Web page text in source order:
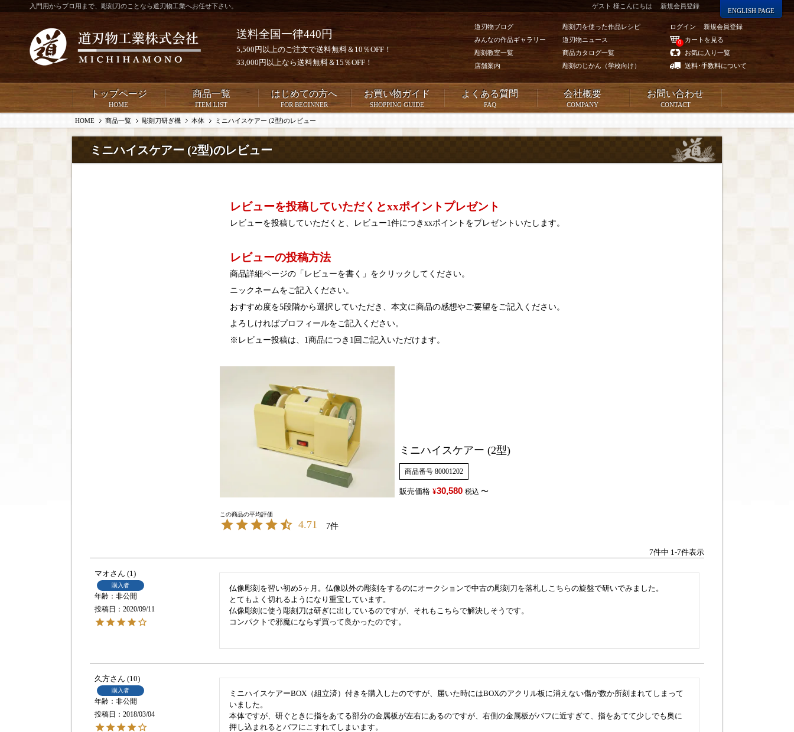
入門用からプロ用まで、彫刻刀のことなら道刃物工業へお任せ下さい。
送料全国一律440円
5,500円以上のご注文で送料無料＆10％OFF！
33,000円以上なら送料無料＆15％OFF！
道刃物ブログ
みんなの作品ギャラリー
彫刻教室一覧
店舗案内
彫刻刀を使った作品レシピ
道刃物ニュース
商品カタログ一覧
彫刻のじかん（学校向け）
ログイン 新規会員登録
0
カートを見る
お気に入り一覧
送料･手数料について
ゲスト 様こんにちは 新規会員登録
ENGLISH PAGE
トップページ
HOME
商品一覧
ITEM LIST
はじめての方へ
FOR BEGINNER
お買い物ガイド
SHOPPING GUIDE
よくある質問
FAQ
会社概要
COMPANY
お問い合わせ
CONTACT
HOME 商品一覧 彫刻刀研ぎ機 本体 ミニハイスケアー (2型)のレビュー
ミニハイスケアー (2型)のレビュー
レビューを投稿していただくとxxポイントプレゼント
レビューを投稿していただくと、レビュー1件につきxxポイントをプレゼントいたします。
レビューの投稿方法
商品詳細ページの「レビューを書く」をクリックしてください。
ニックネームをご記入ください。
おすすめ度を5段階から選択していただき、本文に商品の感想やご要望をご記入ください。
よろしければプロフィールをご記入ください。
※レビュー投稿は、1商品につき1回ご記入いただけます。
ミニハイスケアー (2型)
商品番号 80001202
販売価格 ¥30,580 税込 〜
4.71 7
7件中 1 -7件表示
マオ 1
購入者
非公開
投稿日
2020/09/11
仏像彫刻を習い初め5ヶ月。仏像以外の彫刻をするのにオークションで中古の彫刻刀を落札しこちらの旋盤で研いでみました。
とてもよく切れるようになり重宝しています。
仏像彫刻に使う彫刻刀は研ぎに出しているのですが、それもこちらで解決しそうです。
コンパクトで邪魔にならず買って良かったのです。
久方 10
購入者
非公開
投稿日
2018/03/04
ミニハイスケアーBOX（組立済）付きを購入したのですが、届いた時にはBOXのアクリル板に消えない傷が数か所刻まれてしまって
いました。
本体ですが、研ぐときに指をあてる部分の金属板が左右にあるのですが、右側の金属板がバフに近すぎて、指をあてて少しでも奥に
押し込まれるとバフにこすれてしまいます。